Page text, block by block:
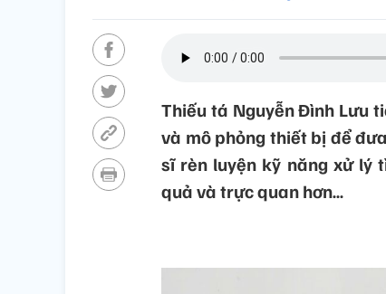
Thiếu tá Nguyễn Đình Lưu
và mô phỏng thiết bị để
sĩ rèn luyện kỹ năng xử lý
quả và trực quan hơn…